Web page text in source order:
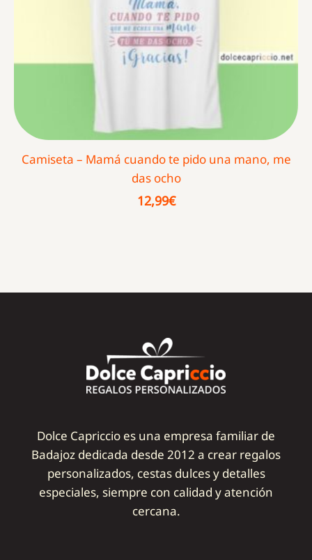
Camiseta – Mamá cuando te pido una mano, me
das ocho
12,99€
Dolce Capriccio es una empresa familiar de
Badajoz dedicada desde 2012 a crear regalos
personalizados, cestas dulces y detalles
especiales, siempre con calidad y atención
cercana.